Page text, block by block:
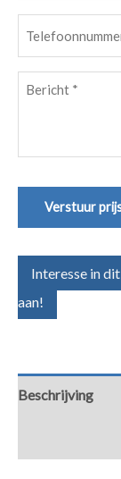
Bericht(Vereist)
Verstuur
Interesse in
aan!
Beschrijving